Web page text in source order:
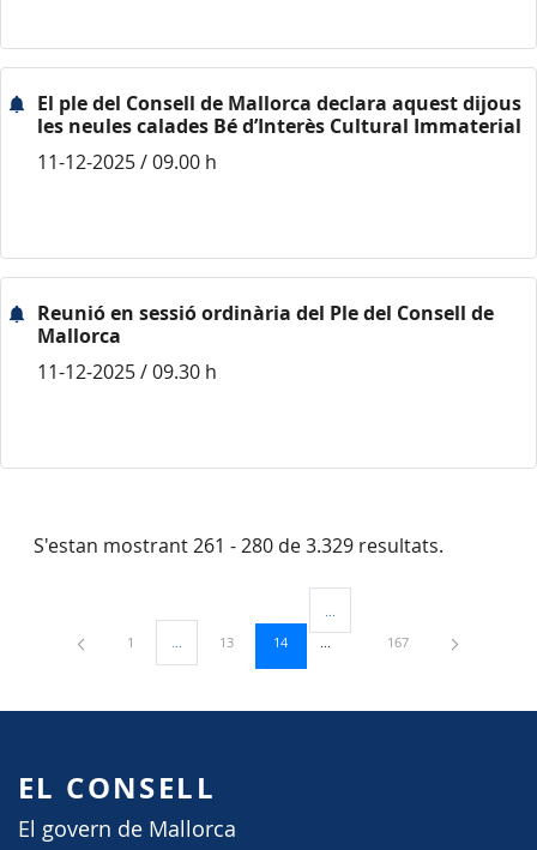
El ple del Consell de Mallorca declara aquest dijous
les neules calades Bé d’Interès Cultural Immaterial
11-12-2025 / 09.00 h
Reunió en sessió ordinària del Ple del Consell de
Mallorca
11-12-2025 / 09.30 h
S'estan mostrant 261 - 280 de 3.329 resultats.
Pàgina
1 ...Pàgines intermèdies Utilitzeu TAB per navegar.
Pàgina
13 Pàgina
14
Pàgines intermèdies Utilitzeu
Pàgina
167
EL CONSELL
El govern de Mallorca